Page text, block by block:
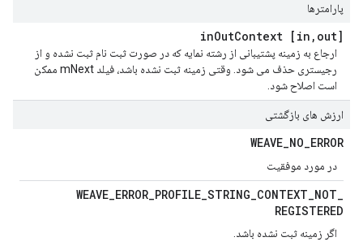
پارامترها
[in
, out] in
OutContext
ارجاع به زمینه پشتیبانی از رشته نمایه که در صورت ثبت نام ثبت نشده و از
رجیستری حذف می شود. وقتی زمینه ثبت نشده باشد، فیلد mNext ممکن
است اصلاح شود.
ارزش های بازگشتی
WEAVE_NO_ERROR
در مورد موفقیت
WEAVE_ERROR_PROFILE_STRING_CONTEXT_NOT_
REGISTERED
اگر زمینه ثبت نشده باشد.